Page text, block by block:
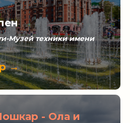
Музей техники имени
→
- Ола и